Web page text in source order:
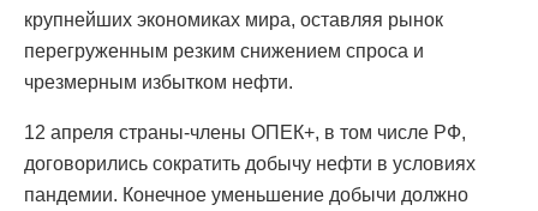
крупнейших экономиках мира, оставляя рынок
перегруженным резким снижением спроса и
чрезмерным избытком нефти.
12 апреля страны-члены ОПЕК+, в том числе РФ,
договорились сократить добычу нефти в условиях
пандемии. Конечное уменьшение добычи должно